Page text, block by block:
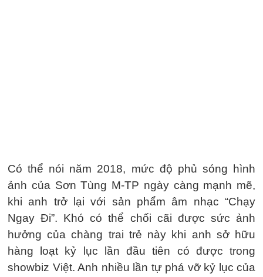
Có thể nói năm 2018, mức độ phủ sóng hình
ảnh của Sơn Tùng M-TP ngày càng mạnh mẽ,
khi anh trở lại với sản phẩm âm nhạc “Chạy
Ngay Đi”. Khó có thể chối cãi được sức ảnh
hưởng của chàng trai trẻ này khi anh sở hữu
hàng loạt kỷ lục lần đầu tiên có được trong
showbiz Việt. Anh nhiều lần tự phá vỡ kỷ lục của